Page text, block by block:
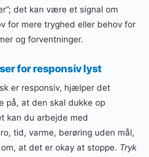
det kan være et signal om
for mere tryghed eller behov for
og forventninger.
for responsiv lyst
er responsiv, hjælper det
på, at den skal dukke op
kan du arbejde med
tid, varme, berøring uden mål,
at det er okay at stoppe. Tryk